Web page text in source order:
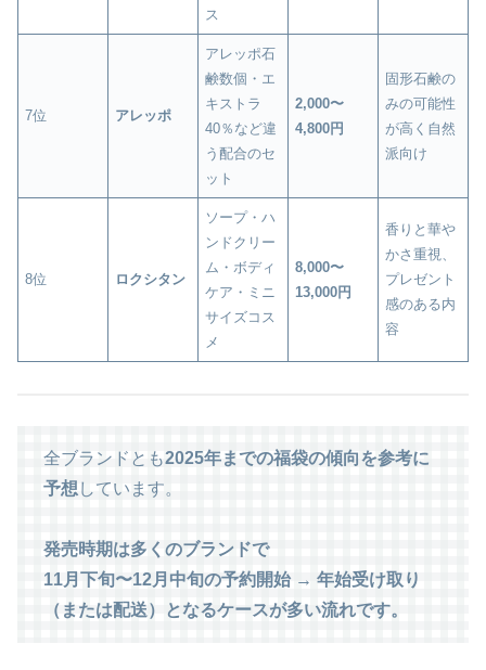
ス
7位 アレッポ
アレッポ石
鹸数個・エ
キストラ
40％など違
う配合のセ
ット
2,000〜
4,800円
固形石鹸の
みの可能性
が高く自然
派向け
8位 ロクシタン
ソープ・ハ
ンドクリー
ム・ボディ
ケア・ミニ
サイズコス
メ
8,000〜
13,000円
香りと華や
かさ重視、
プレゼント
感のある内
容
全ブランドとも2025年までの福袋の傾向を参考に
予想 しています。
発売時期は多くのブランドで
11月下旬〜12月中旬の予約開始 → 年始受け取り
（または配送）となるケースが多い流れです。